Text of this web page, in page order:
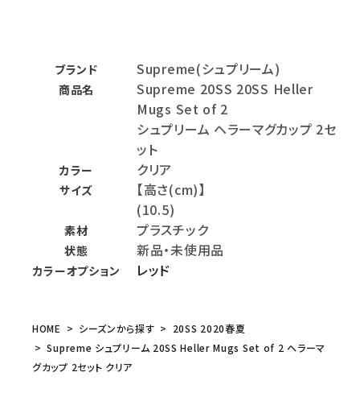
ブランド Supreme(シュプリーム)
商品名
Supreme 20SS 20SS Heller
Mugs Set of 2
シュプリーム ヘラーマグカップ 2セ
ット
カラー クリア
サイズ
【高さ(cm)】
(10.5)
素材 プラスチック
状態 新品・未使用品
カラーオプション レッド
HOME シーズンから探す
20SS 2020春夏
Supreme シュプリーム 20SS Heller Mugs Set of 2 ヘラーマ
グカップ 2セット クリア